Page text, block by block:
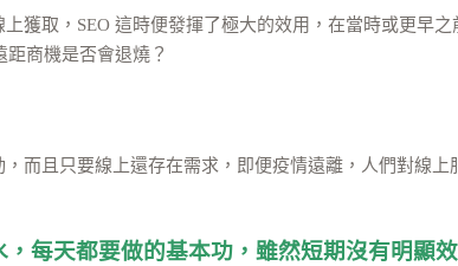
獲取，SEO 這時便發揮了極大的效用，在當時或更早
商機是否會退燒？
而且只要線上還存在需求，即便疫情遠離，人們對線
每天都要做的基本功，雖然短期沒有明顯